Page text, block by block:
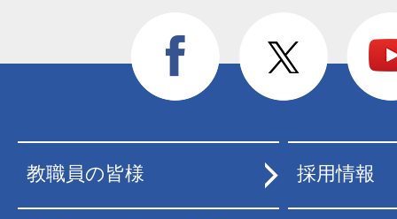
教職員の皆様 採用情報